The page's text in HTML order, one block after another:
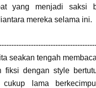
yang menjadi saksi
mereka selama ini.
seakan tengah
fiksi dengan style
lama